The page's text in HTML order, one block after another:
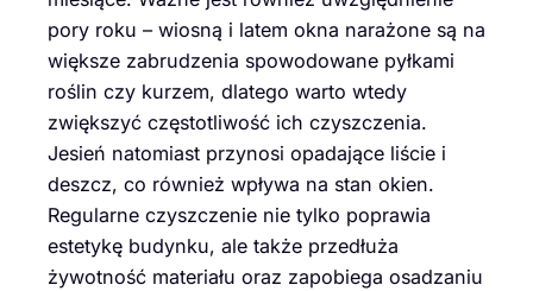
pory roku – wiosną i latem okna narażone są na
większe zabrudzenia spowodowane pyłkami
roślin czy kurzem, dlatego warto wtedy
zwiększyć częstotliwość ich czyszczenia.
Jesień natomiast przynosi opadające liście i
deszcz, co również wpływa na stan okien.
Regularne czyszczenie nie tylko poprawia
estetykę budynku, ale także przedłuża
żywotność materiału oraz zapobiega osadzaniu